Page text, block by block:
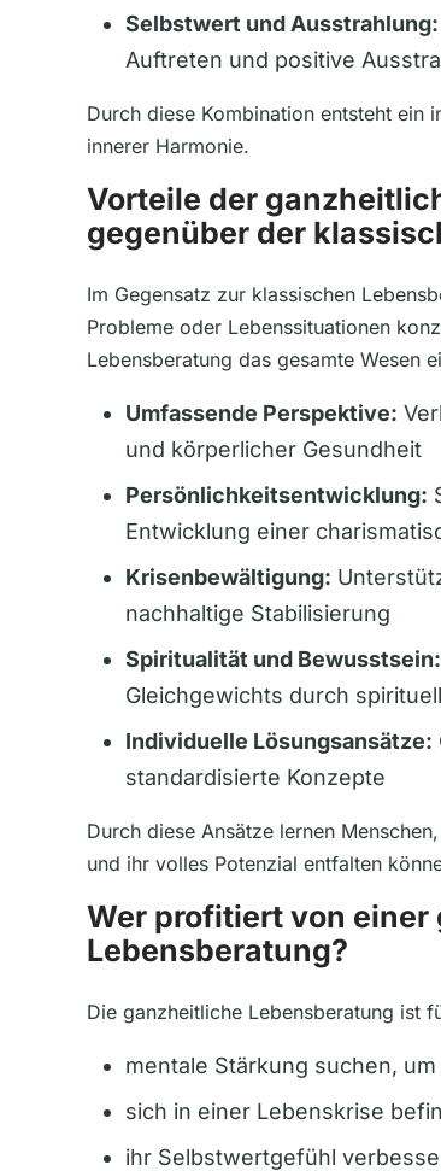
Selbstwert und Ausstrahlung:
Auftreten und positive
Durch diese Kombination entsteht ein
innerer Harmonie.
Vorteile der
gegenüber der
Im Gegensatz zur klassischen
Probleme oder Lebenssituationen
Lebensberatung das gesamte Wesen
Umfassende Perspektive:
und körperlicher Gesundheit
Persönlichkeitsentwicklung:
Entwicklung einer
Krisenbewältigung:
nachhaltige Stabilisierung
Spiritualität und Bewusstsein:
Gleichgewichts durch
Individuelle Lösungsansätze:
standardisierte Konzepte
Durch diese Ansätze lernen
und ihr volles Potenzial entfalten
Wer profitiert von
Lebensberatung?
Die ganzheitliche Lebensberatung ist
mentale Stärkung suchen,
sich in einer Lebenskrise
ihr Selbstwertgefühl